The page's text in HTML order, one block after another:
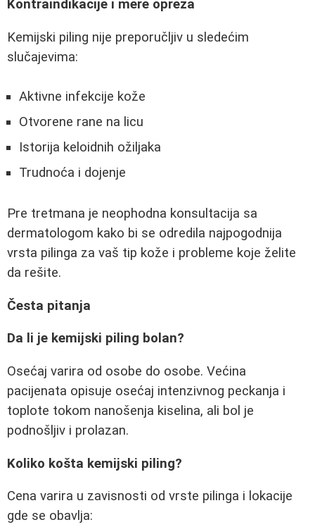
Kontraindikacije i mere opreza
Kemijski piling nije preporučljiv u sledećim
slučajevima:
Aktivne infekcije kože
Otvorene rane na licu
Istorija keloidnih ožiljaka
Trudnoća i dojenje
Pre tretmana je neophodna konsultacija sa
dermatologom kako bi se odredila najpogodnija
vrsta pilinga za vaš tip kože i probleme koje želite
da rešite.
Česta pitanja
Da li je kemijski piling bolan?
Osećaj varira od osobe do osobe. Većina
pacijenata opisuje osećaj intenzivnog peckanja i
toplote tokom nanošenja kiselina, ali bol je
podnošljiv i prolazan.
Koliko košta kemijski piling?
Cena varira u zavisnosti od vrste pilinga i lokacije
gde se obavlja: